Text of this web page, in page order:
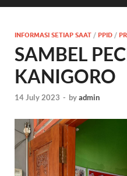
INFORMASI SETIAP SAAT / PPID /
SAMBEL
KANIGORO
14 July 2023 - byadmin